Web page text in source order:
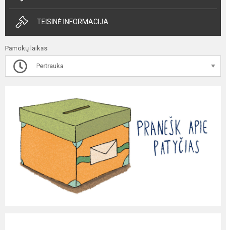
TEISINĖ INFORMACIJA
Pamokų laikas
Pertrauka